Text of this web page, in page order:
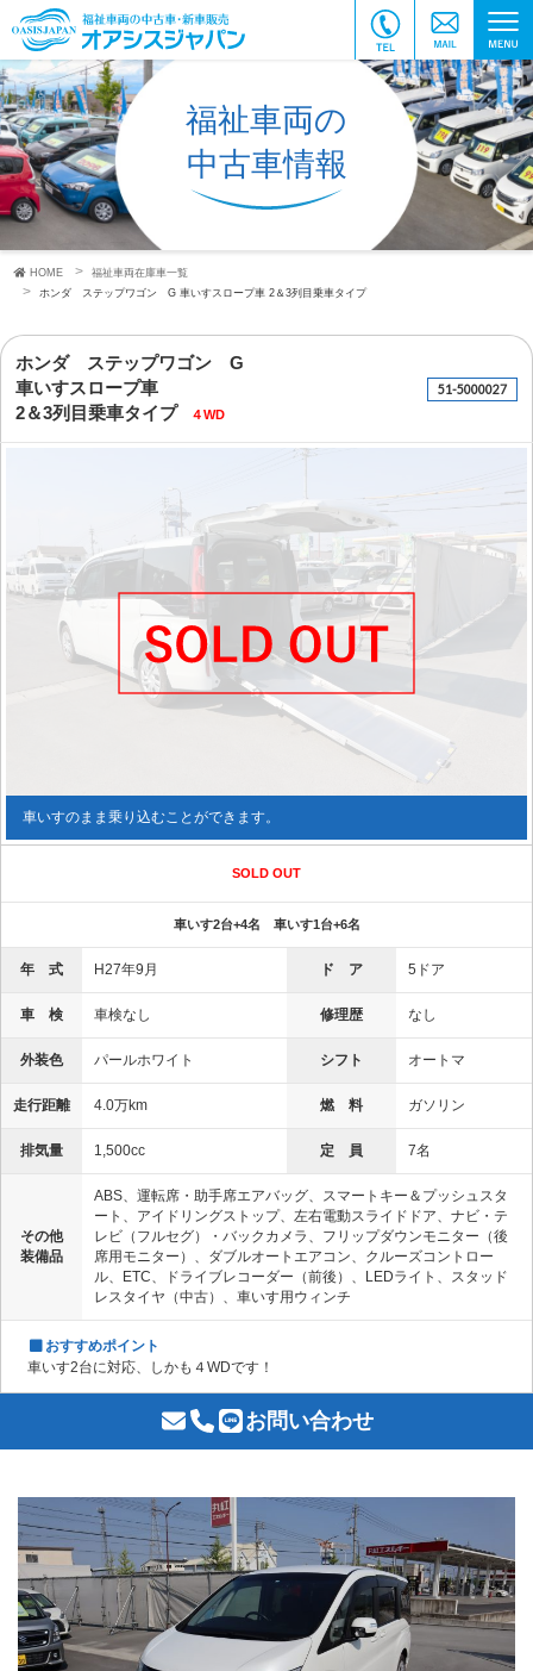
福祉車両の
中古車情報
HOME
福祉車両在庫車一覧
ホンダ ステップワゴン G 車いすスロープ車 2＆3列目乗車タイプ
ホンダ ステップワゴン G
車いすスロープ車
2＆3列目乗車タイプ
４WD
51-5000027
車いすのまま乗り込むことができます。
SOLD OUT
車いす2台+4名 車いす1台+6名
年 式 H27年9月 ド ア 5ドア
車 検 車検なし 修理歴 なし
外装色 パールホワイト シフト オートマ
走行距離 4.0万km 燃 料 ガソリン
排気量 1,500cc 定 員 7名
その他
装備品
ABS、運転席・助手席エアバッグ、スマートキー＆プッシュスタ
ート、アイドリングストップ、左右電動スライドドア、ナビ・テ
レビ（フルセグ）・バックカメラ、フリップダウンモニター（後
席用モニター）、ダブルオートエアコン、クルーズコントロー
ル、ETC、ドライブレコーダー（前後）、LEDライト、スタッド
レスタイヤ（中古）、車いす用ウィンチ
おすすめポイント
車いす2台に対応、しかも４WDです！
お問い合わせ